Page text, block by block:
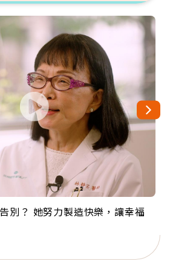
別？ 她努力製造快樂，讓幸福
父 為台灣奉獻36年 「台灣是我
台語！」
回台灣找快樂！「蛋黃哥小
樂上萬爺奶：退休後才開始真
紀錄 成為全球最年長羽球選
原來是「這個」
…黑手阿伯拉小提琴還登上小
！